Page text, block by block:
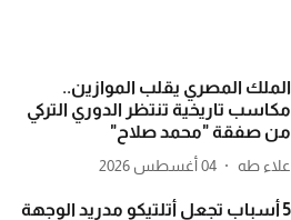
الملك المصري يقلب الموازين..
مكاسب تاريخية تنتظر الدوري التركي
من صفقة "محمد صلاح"
علاء طه 04 أغسطس 2026
5 أسباب تجعل أتلتيكو مدريد الوجهة